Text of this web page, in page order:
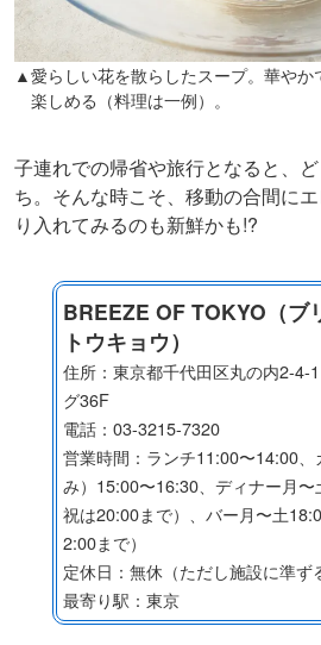
▲愛らしい花を散らしたスープ。華やか
楽しめる（料理は一例）。
子連れでの帰省や旅行となると、
ち。そんな時こそ、移動の合間に
り入れてみるのも新鮮かも!?
BREEZE OF TOKYO（ブ
トウキョウ）
住所：東京都千代田区丸の内2-4-
グ36F
電話：03-3215-7320
営業時間：ランチ11:00〜14:00
み）15:00〜16:30、ディナー月
祝は20:00まで）、バー月〜土
2:00まで）
定休日：無休（ただし施設に準ず
最寄り駅：東京